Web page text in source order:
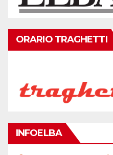
ORARIO TRAGHETTI
INFOELBA